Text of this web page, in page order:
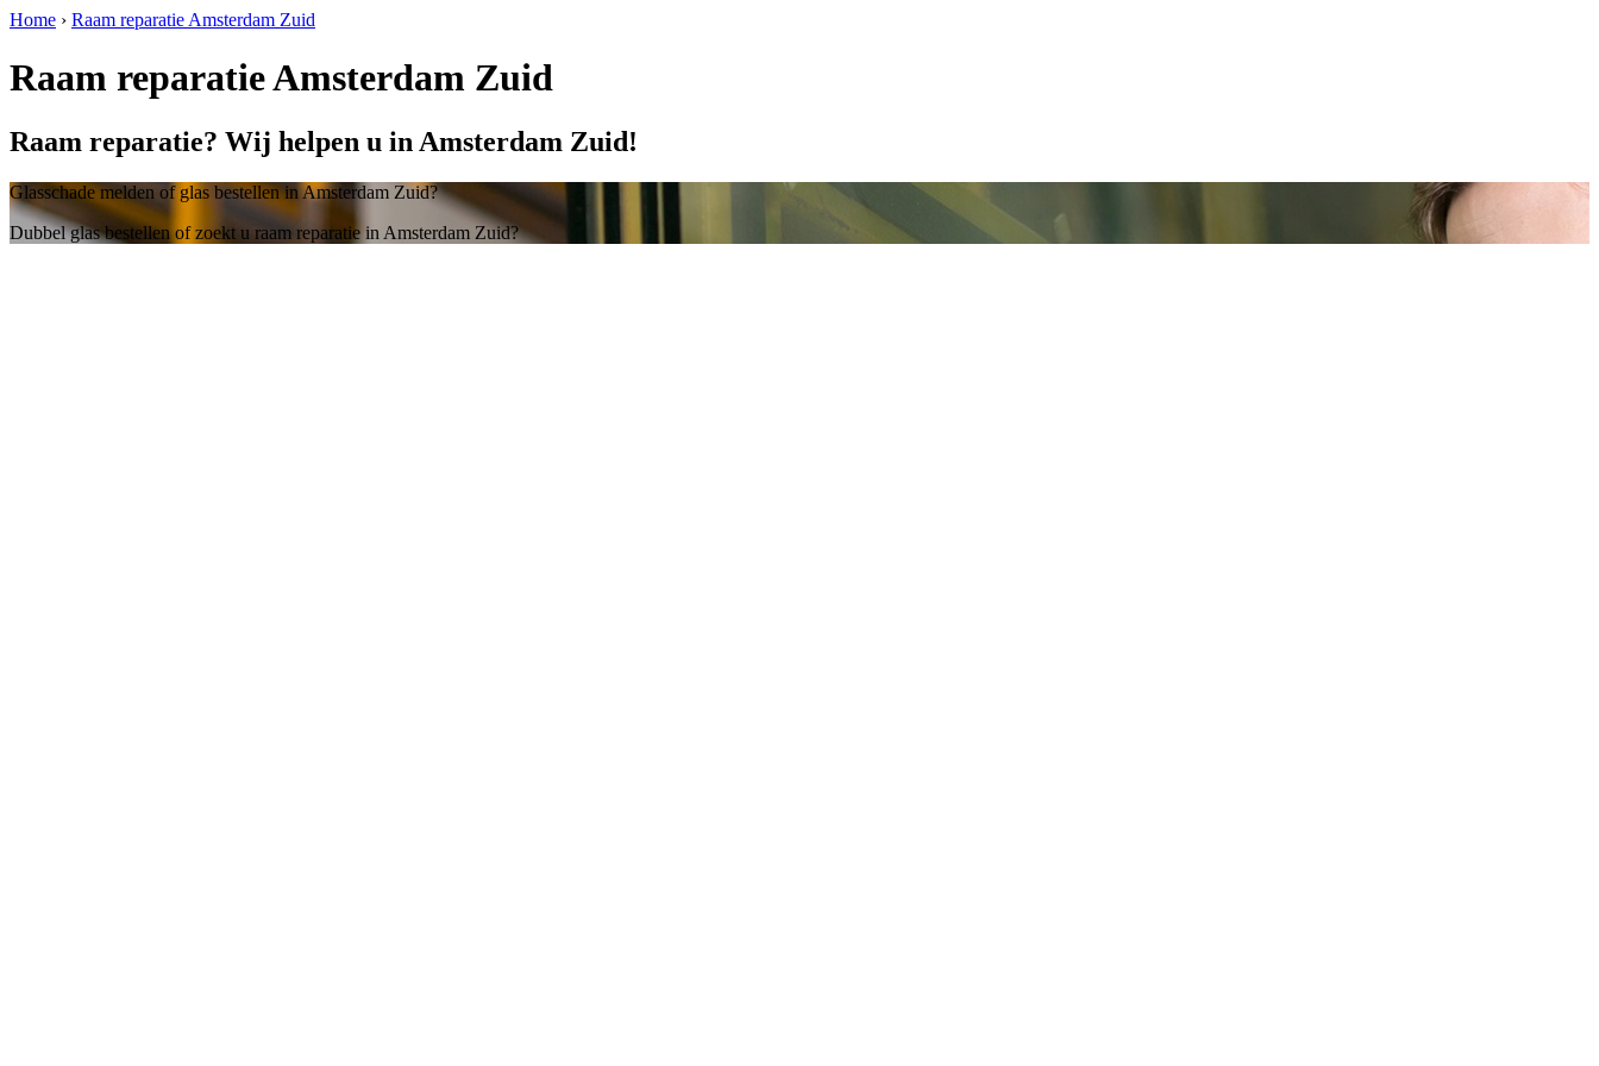
Home › Raam reparatie Amsterdam Zuid
Raam reparatie Amsterdam Zuid
Raam reparatie? Wij helpen u in Amsterdam Zuid!
Glasschade melden of glas bestellen in Amsterdam Zuid?
Dubbel glas bestellen of zoekt u raam reparatie in Amsterdam Zuid?